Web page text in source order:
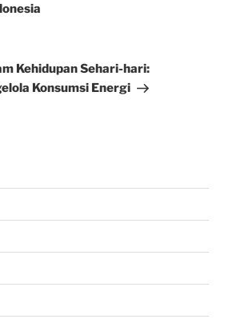
Kehidupan Sehari-hari:
Konsumsi Energi